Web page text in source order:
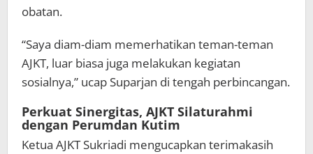
obatan.
“Saya diam-diam memerhatikan teman-teman
AJKT, luar biasa juga melakukan kegiatan
sosialnya,” ucap Suparjan di tengah perbincangan.
Perkuat Sinergitas, AJKT Silaturahmi
dengan Perumdan Kutim
Ketua AJKT Sukriadi mengucapkan terimakasih